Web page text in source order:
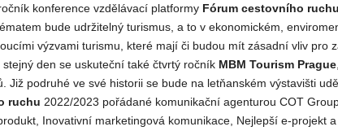
konference vzdělávací platformy Fórum cestovního ruchu
bude udržitelný turismus, a to v ekonomickém,
výzvami turismu, které mají či budou mít zásadní vliv pro
den se uskuteční také čtvrtý ročník MBM Tourism Prague
Již podruhé ve své historii se bude na letňanském výstavišti
ruchu 2022/2023 pořádané komunikační agenturou COT
Inovativní marketingová komunikace, Nejlepší e-projekt